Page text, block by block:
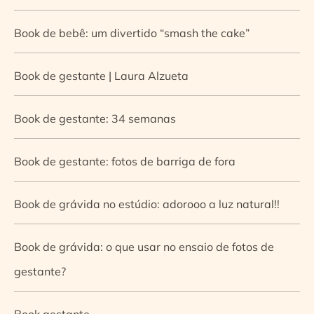
Book de bebê: um divertido “smash the cake”
Book de gestante | Laura Alzueta
Book de gestante: 34 semanas
Book de gestante: fotos de barriga de fora
Book de grávida no estúdio: adorooo a luz natural!!
Book de grávida: o que usar no ensaio de fotos de
gestante?